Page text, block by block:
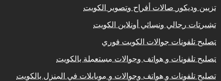
تزيين وديكور صالات أفراح وتصوير الكويت
تشيرتات رجالي ونسائي أونلاين الكويت
تصليح تلفونات جوالات الكويت فوري
تصليح تلفونات و هواتف وجوالات مستعملة بالكويت
تصليح تلفونات و هواتف وجوالات و موبايلات في المنزل بالكويت